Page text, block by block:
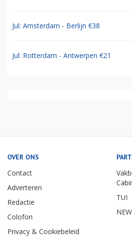
Jul: Amsterdam - Berlijn €38
Jul: Rotterdam - Antwerpen €21
OVER ONS
Contact
Adverteren
Redactie
Colofon
Privacy & Cookiebeleid
TUI